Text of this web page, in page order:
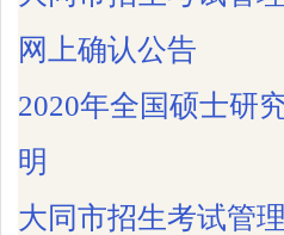
网上确认公告
2020年全国硕士研
明
大同市招生考试管